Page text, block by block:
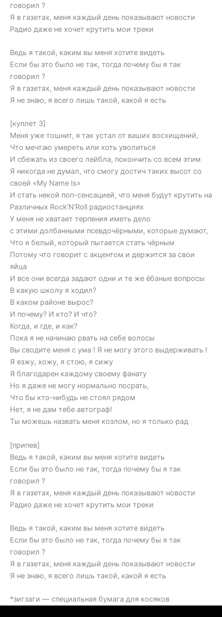
говорил ?
Я в газетах, меня каждый день показывают новости
Радио даже не хочет крутить мои треки
Ведь я такой, каким вы меня хотите видеть
Если бы это было не так, тогда почему бы я так
говорил ?
Я в газетах, меня каждый день показывают новости
Я не знаю, я всего лишь такой, какой я есть
[куплет 3]
Меня уже тошнит, я так устал от ваших восхищений,
Что мечтаю умереть или хоть уволиться
И сбежать из своего лейбла, покончить со всем этим
Я никогда не думал, что смогу достич таких высот со
своей «My Name Is»
И стать некой поп-сенсацией, что меня будут крутить на
Различных Rock’N’Roll радиостанциях
У меня не хватает терпения иметь дело
с этими долбанными псевдочёрными, которые думают,
Что я белый, который пытается стать чёрным
Потому что говорит с акцентом и держится за свои
яйца
И все они всегда задают одни и те же ёбаные вопросы
В какую школу я ходил?
В каком районе вырос?
И почему? И кто? И что?
Когда, и где, и как?
Пока я не начинаю рвать на себе волосы
Вы сводите меня с ума ! Я не могу этого выдерживать !
Я езжу, хожу, я стою, я сижу
Я благодарен каждому своему фанату
Но я даже не могу нормально посрать,
Что бы кто-нибудь не стоял рядом
Нет, я не дам тебе автограф!
Ты можешь назвать меня козлом, но я только рад
[припев]
Ведь я такой, каким вы меня хотите видеть
Если бы это было не так, тогда почему бы я так
говорил ?
Я в газетах, меня каждый день показывают новости
Радио даже не хочет крутить мои треки
Ведь я такой, каким вы меня хотите видеть
Если бы это было не так, тогда почему бы я так
говорил ?
Я в газетах, меня каждый день показывают новости
Я не знаю, я всего лишь такой, какой я есть
*зигзаги — специальная бумага для косяков